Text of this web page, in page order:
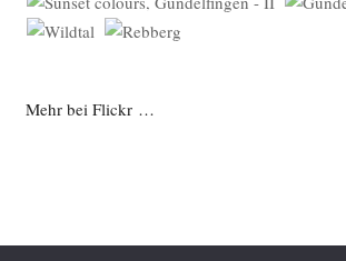
Mehr bei Flickr …